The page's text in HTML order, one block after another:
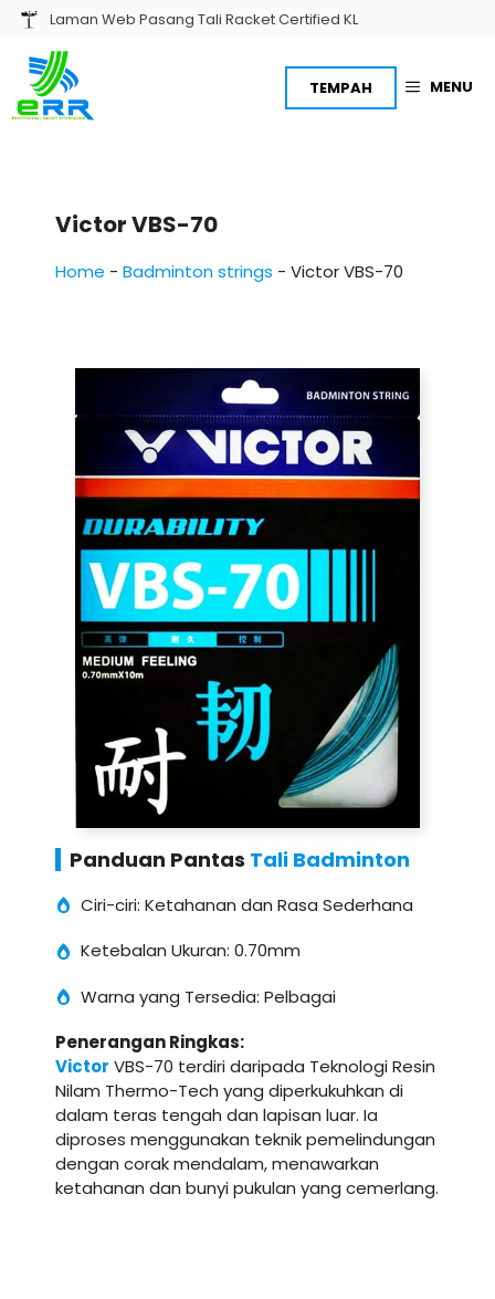
Skip
content
Laman Web Pasang Tali Racket Certified KL
MENU
TEMPAH
Victor VBS-70
Home - Badminton strings - Victor VBS-70
Panduan Pantas Tali Badminton
Ciri-ciri: Ketahanan dan Rasa Sederhana
Ketebalan Ukuran: 0.70mm
Warna yang Tersedia: Pelbagai
Penerangan Ringkas:
Victor VBS-70 terdiri daripada Teknologi Resin
Nilam Thermo-Tech yang diperkukuhkan di
dalam teras tengah dan lapisan luar. Ia
diproses menggunakan teknik pemelindungan
dengan corak mendalam, menawarkan
ketahanan dan bunyi pukulan yang cemerlang.